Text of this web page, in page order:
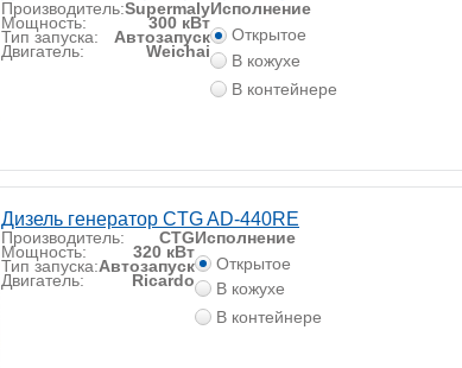
Производитель:Supermaly
Мощность: 300 кВт
Тип запуска: Автозапуск
Двигатель: Weichai
Исполнение
Открытое
В кожухе
В контейнере
Дизель генератор CTG AD-440RE
Производитель: CTG
Мощность: 320 кВт
Тип запуска:Автозапуск
Двигатель: Ricardo
Исполнение
Открытое
В кожухе
В контейнере